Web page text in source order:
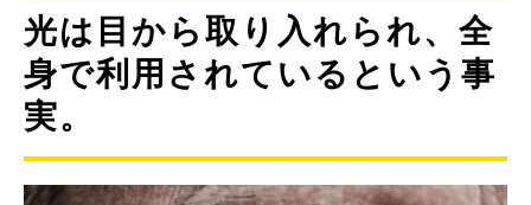
光は目から取り入れられ、全
身で利用されているという事
実。